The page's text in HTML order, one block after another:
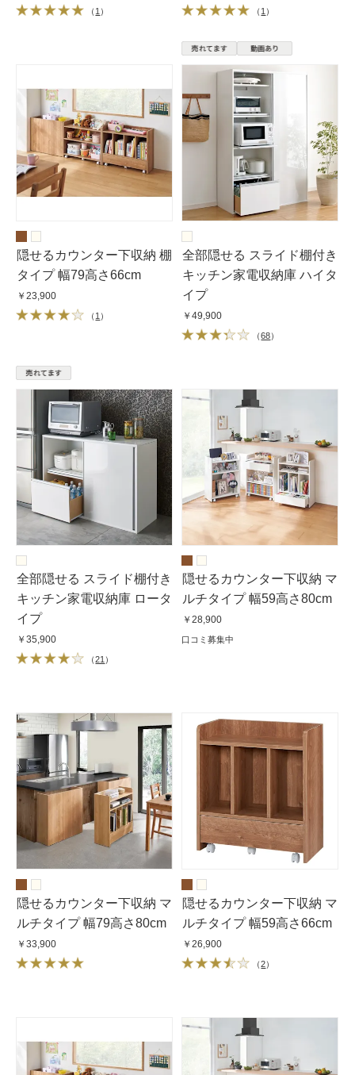
（ 1 ） （ 1 ）
隠せるカウンター下収納 棚
タイプ 幅79高さ66cm
￥23,900
（ 1 ）
全部隠せる スライド棚付き
キッチン家電収納庫 ハイタ
イプ
￥49,900
（68）
全部隠せる スライド棚付き
キッチン家電収納庫 ロータ
イプ
￥35,900
（21 ）
隠せるカウンター下収納 マ
ルチタイプ 幅59高さ80cm
￥28,900
口コミ募集中
隠せるカウンター下収納 マ
ルチタイプ 幅79高さ80cm
￥33,900
隠せるカウンター下収納 マ
ルチタイプ 幅59高さ66cm
￥26,900
（2）